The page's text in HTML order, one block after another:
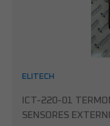
ELITECH
ICT-220-01
SENSORES